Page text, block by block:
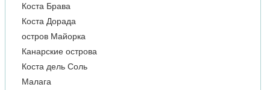
Коста Брава
Коста Дорада
остров Майорка
Канарские острова
Коста дель Соль
Малага